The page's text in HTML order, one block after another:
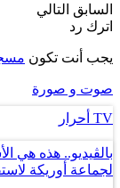
السابق التالي
اترك رد
يجب أنت تكون
صوت و صورة
TV أحرار
بالڤيديو.. هذه هي
لجماعة أوريكة